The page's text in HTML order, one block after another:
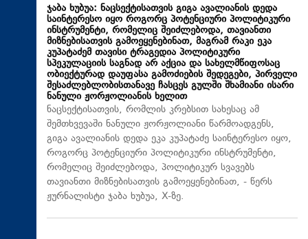
ჯაბა ხუბუა: ნაცსექტისათვის გიგა ავალიანის დედა
საინტერესო იყო როგორც პოტენციური პოლიტიკური
ინსტრუმენტი, რომელიც შეიძლებოდა, თავიანთი
მიზნებისათვის გამოეყენებინათ, მაგრამ რაკი ეკა
კუპატაძემ თავისი ტრაგედია პოლიტიკური
სპეკულაციის საგნად არ აქცია და სახელმწიფოსაც
ობიექტურად დაუფასა გამოძიების შედეგები, პირველი
შესაძლებლობისთანავე ჩასცეს გულში შხამიანი ისარი
ნანული ჟორჟოლიანის ხელით
ნაცსექტისათვის, რომლის კრებსით სახესაც ამ
შემთხვევაში ნანული ჟორჟოლიანი წარმოადგენს,
გიგა ავალიანის დედა ეკა კუპატაძე საინტერესო იყო,
როგორც პოტენციური პოლიტიკური ინსტრუმენტი,
რომელიც შეიძლებოდა, პოლიტიკურ სვავებს
თავიანთი მიზნებისათვის გამოეყენებინათ, - წერს
ჟურნალისტი ჯაბა ხუბუა, X-ზე.